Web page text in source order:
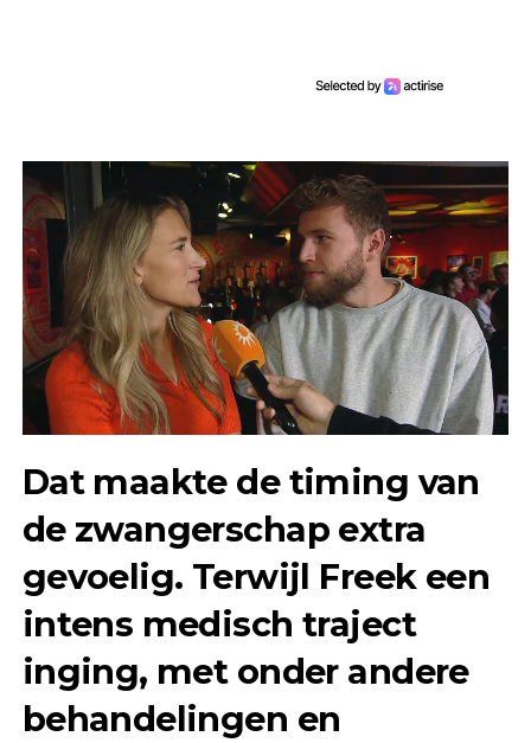
Dat maakte de timing van
de zwangerschap extra
gevoelig. Terwijl Freek een
intens medisch traject
inging, met onder andere
behandelingen en